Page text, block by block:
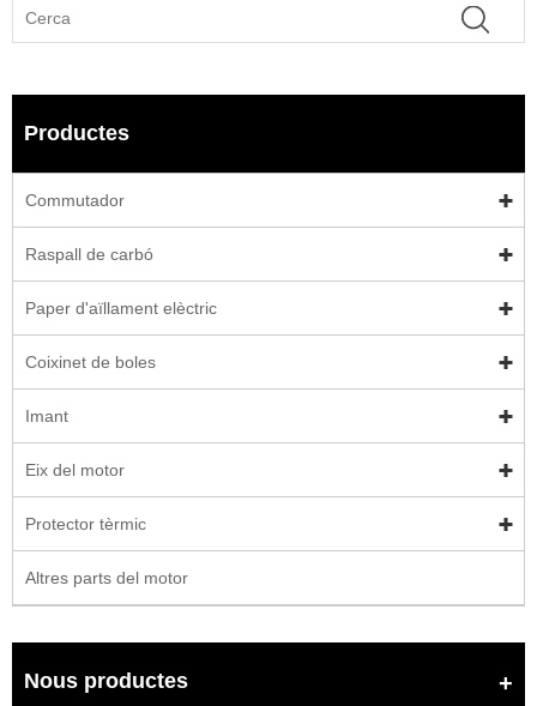
Productes
Commutador
Raspall de carbó
Paper d'aïllament elèctric
Coixinet de boles
Imant
Eix del motor
Protector tèrmic
Altres parts del motor
Nous productes